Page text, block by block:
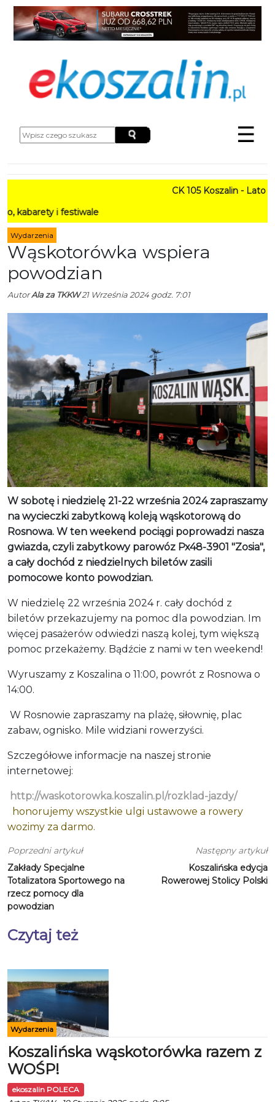
☰
CK 105 Koszalin - Lato w
i festiwale
Wydarzenia
Wąskotorówka wspiera
powodzian
AutorAla za TKKW21 Września 2024 godz. 7:01
W sobotę i niedzielę 21-22 września 2024 zapraszamy
na wycieczki zabytkową koleją wąskotorową do
Rosnowa. W ten weekend pociągi poprowadzi nasza
gwiazda, czyli zabytkowy parowóz Px48-3901 "Zosia",
a cały dochód z niedzielnych biletów zasili
pomocowe konto powodzian.
W niedzielę 22 września 2024 r. cały dochód z
biletów przekazujemy na pomoc dla powodzian. Im
więcej pasażerów odwiedzi naszą kolej, tym większą
pomoc przekażemy. Bądźcie z nami w ten weekend!
Wyruszamy z Koszalina o 11:00, powrót z Rosnowa o
14:00.
W Rosnowie zapraszamy na plażę, siłownię, plac
zabaw, ognisko. Mile widziani rowerzyści.
Szczegółowe informacje na naszej stronie
internetowej:
http://waskotorowka.koszalin.pl/rozklad-jazdy/
honorujemy wszystkie ulgi ustawowe a rowery
wozimy za darmo.
Poprzedni artykuł
Zakłady Specjalne
Totalizatora Sportowego na
rzecz pomocy dla
powodzian
Następny artykuł
Koszalińska edycja
Rowerowej Stolicy Polski
Czytaj też
Wydarzenia
Koszalińska wąskotorówka razem z
WOŚP!
ekoszalin POLECA